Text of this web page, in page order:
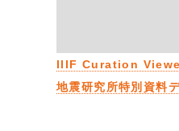
IIIF Curation
地震研究所特別資料